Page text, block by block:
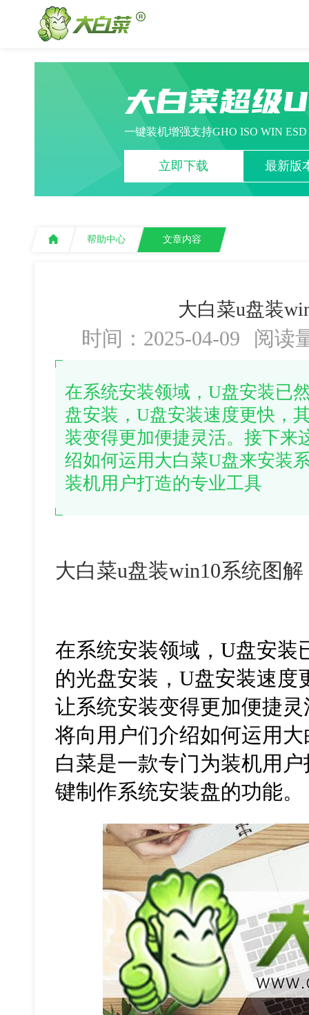
大白菜超级
一键装机增强支持GHO ISO WIN
立即下载 最新版
帮助中心 文章内容
大白菜u盘装
时间：2025-04-09 阅读
在系统安装领域，U盘安装已
盘安装，U盘安装速度更快，
装变得更加便捷灵活。接下来
绍如何运用大白菜U盘来安装
装机用户打造的专业工具
大白菜u盘装win10系统图解
在系统安装领域，U盘安装
的光盘安装，U盘安装速度
让系统安装变得更加便捷
将向用户们介绍如何运用
白菜是一款专门为装机用
键制作系统安装盘的功能。